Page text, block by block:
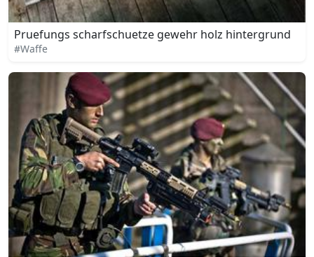
Pruefungs scharfschuetze gewehr holz hintergrund
#Waffe